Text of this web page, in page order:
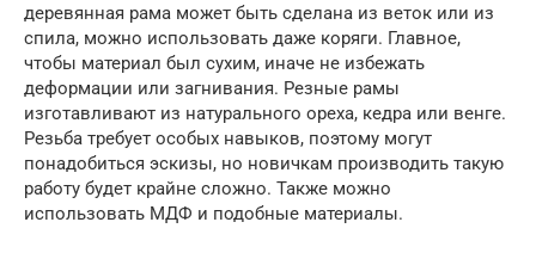
деревянная рама может быть сделана из веток или из
спила, можно использовать даже коряги. Главное,
чтобы материал был сухим, иначе не избежать
деформации или загнивания. Резные рамы
изготавливают из натурального ореха, кедра или венге.
Резьба требует особых навыков, поэтому могут
понадобиться эскизы, но новичкам производить такую
работу будет крайне сложно. Также можно
использовать МДФ и подобные материалы.